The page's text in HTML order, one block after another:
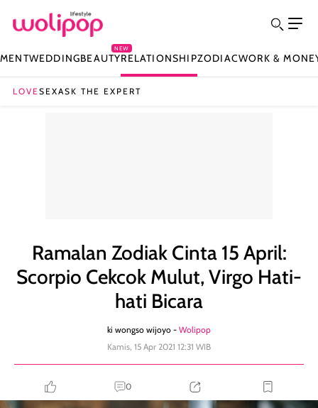
WEDDINGBEAUTY
NEW
RELATIONSHIPZODIACWORK &
LOVESEXASK THE EXPERT
Ramalan Zodiak Cinta 15 April:
Scorpio Cekcok Mulut, Virgo Hati-
hati Bicara
ki wongso wijoyo - Wolipop
Kamis, 15 Apr 2021 12:31 WIB
0